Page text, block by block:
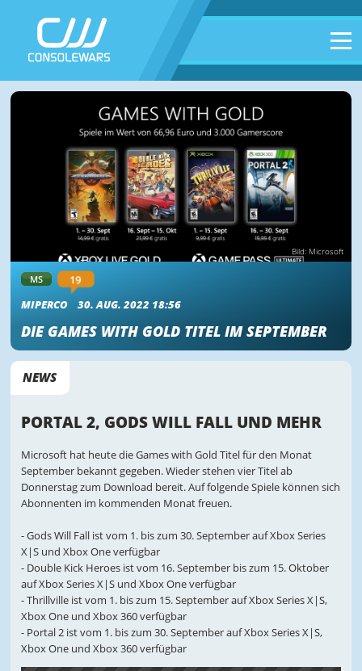
Bild: Microsoft
MS
19
MIPERCO
30. AUG. 2022 18:56
DIE GAMES WITH GOLD TITEL IM SEPTEMBER
NEWS
PORTAL 2, GODS WILL FALL UND MEHR
Microsoft hat heute die Games with Gold Titel für den Monat
September bekannt gegeben. Wieder stehen vier Titel ab
Donnerstag zum Download bereit. Auf folgende Spiele können sich
Abonnenten im kommenden Monat freuen.
- Gods Will Fall ist vom 1. bis zum 30. September auf Xbox Series
X|S und Xbox One verfügbar
- Double Kick Heroes ist vom 16. September bis zum 15. Oktober
auf Xbox Series X|S und Xbox One verfügbar
- Thrillville ist vom 1. bis zum 15. September auf Xbox Series X|S,
Xbox One und Xbox 360 verfügbar
- Portal 2 ist vom 1. bis zum 30. September auf Xbox Series X|S,
Xbox One und Xbox 360 verfügbar